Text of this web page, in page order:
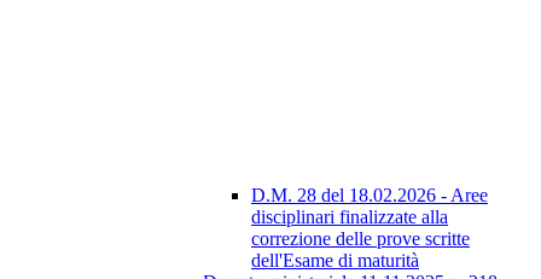
D.M. 28 del 18.02.2026 - Aree
disciplinari finalizzate alla
correzione delle prove scritte
dell'Esame di maturità